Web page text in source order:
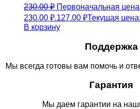
230.00₽ Первоначальная
230.00 ₽.127.00 ₽Текущая
В корзину
Поддержка
Мы всегда готовы вам помочь и
Гарантия
Мы даем гарантии на